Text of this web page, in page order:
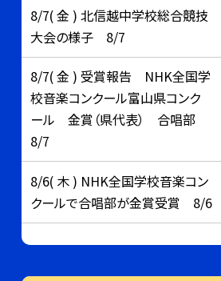
8/7( 金 ) 北信越中学校総合競技
大会の様子 8/7
8/7( 金 ) 受賞報告 NHK全国学
校音楽コンクール富山県コンク
ール 金賞（県代表） 合唱部
8/7
8/6( 木 ) NHK全国学校音楽コン
クールで合唱部が金賞受賞 8/6